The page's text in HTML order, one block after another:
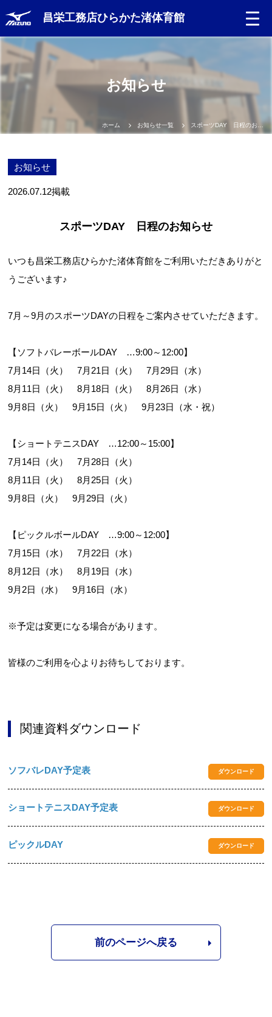
昌栄工務店ひらかた渚体育館
Language
日本語
English
お問合せフォーム
枚方市施設予約システム
Webアクセシビリティについて
文字サイズ 標準
お知らせ
ホーム お知らせ一覧 スポーツDAY 日程のお知らせ
お知らせ
2026.07.12掲載
スポーツDAY 日程のお知らせ
いつも昌栄工務店ひらかた渚体育館をご利用いただきありがと
うございます♪
7月～9月のスポーツDAYの日程をご案内させていただきます。
【ソフトバレーボールDAY …9:00～12:00】
7月14日（火） 7月21日（火） 7月29日（水）
8月11日（火） 8月18日（火） 8月26日（水）
9月8日（火） 9月15日（火） 9月23日（水・祝）
【ショートテニスDAY …12:00～15:00】
7月14日（火） 7月28日（火）
8月11日（火） 8月25日（火）
9月8日（火） 9月29日（火）
【ピックルボールDAY …9:00～12:00】
7月15日（水） 7月22日（水）
8月12日（水） 8月19日（水）
9月2日（水） 9月16日（水）
※予定は変更になる場合があります。
皆様のご利用を心よりお待ちしております。
関連資料ダウンロード
ソフバレDAY予定表 ダウンロード
ショートテニスDAY予定表 ダウンロード
ピックルDAY ダウンロード
前のページへ戻る